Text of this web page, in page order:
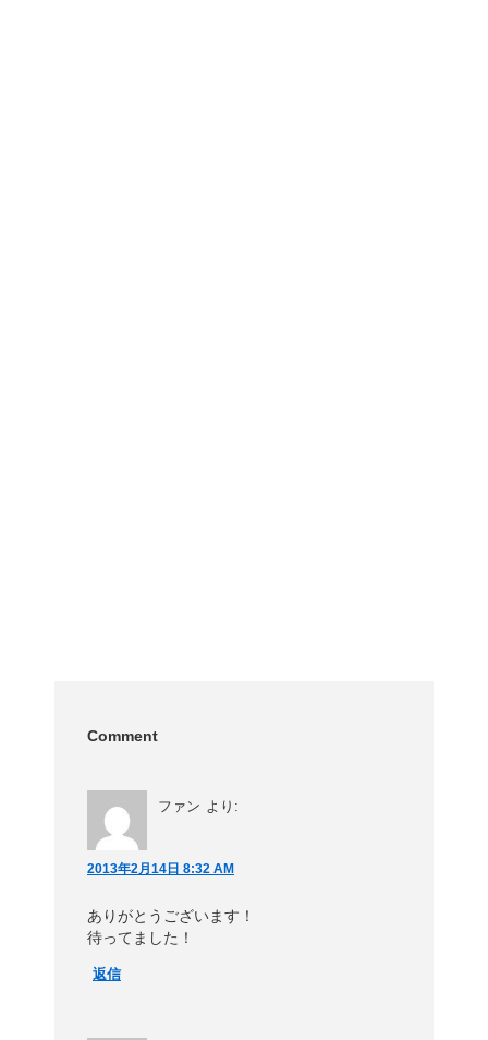
Comment
ファン より:
2013年2月14日 8:32 AM
ありがとうございます！
待ってました！
返信